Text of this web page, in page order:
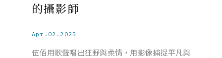
的攝影師
Apr.02.2025
伍佰用歌聲唱出狂野與柔情，用影像捕捉平凡與